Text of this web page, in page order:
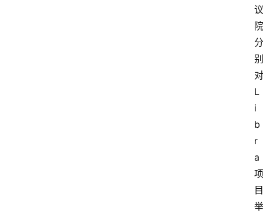
议
院
分
别
对
L
i
b
r
a
项
目
举